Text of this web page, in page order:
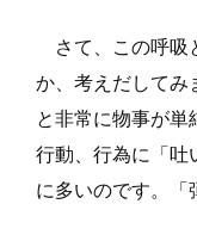
さて、この呼吸
か、考えだしてみ
と非常に物事が
行動、行為に「吐
に多いのです。「